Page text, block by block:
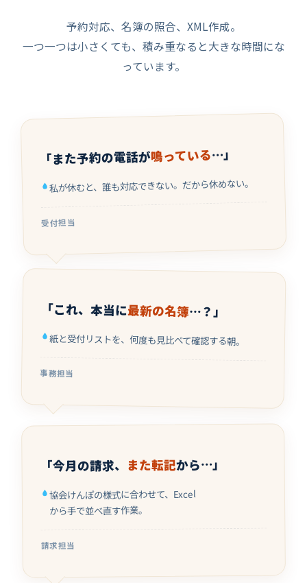
予約対応、名簿の照合、XML作成。
一つ一つは小さくても、積み重なると大きな時間にな
っています。
「また予約の電話が鳴っている…」
私が休むと、誰も対応できない。だから休めない。
受付担当
「これ、本当に最新の名簿…？」
紙と受付リストを、何度も見比べて確認する朝。
事務担当
「今月の請求、 また転記から…」
協会けんぽの様式に合わせて、Excel
から手で並べ直す作業。
請求担当